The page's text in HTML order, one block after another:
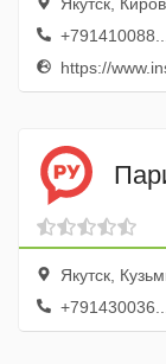
+791410088...
https://
Якутск,
+791430036...